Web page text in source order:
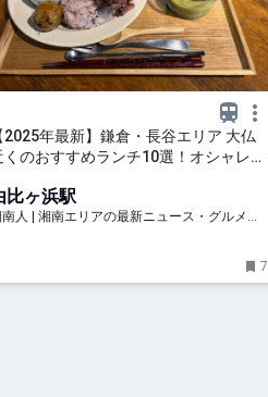
2025年最新】鎌倉・長谷エリア 大仏
くのおすすめランチ10選！オシャレな
比ヶ浜駅
人 | 湘南エリアの最新ニュース・グルメ・
7